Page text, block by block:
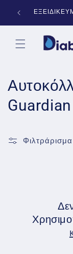
στο
περιεχόμενο
Σ
υ
λ